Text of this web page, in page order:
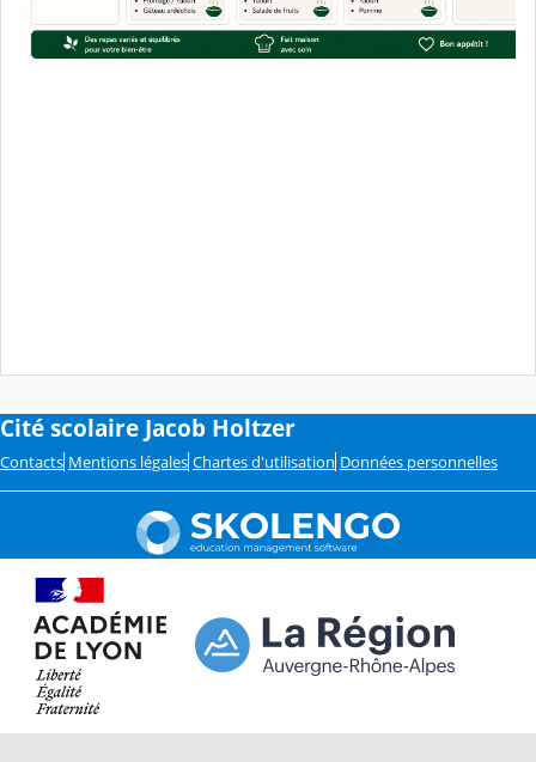
Cité scolaire Jacob Holtzer
Contacts Mentions légales Chartes d'utilisation Données personnelles